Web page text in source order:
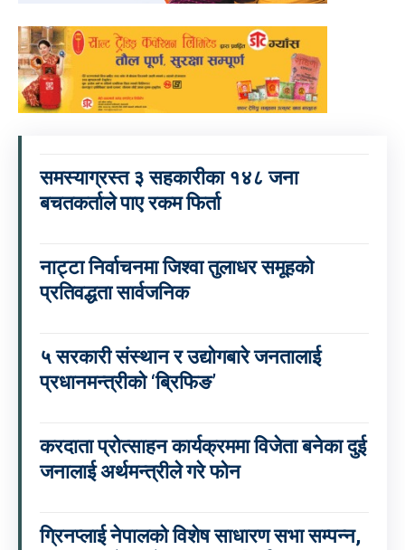
समस्याग्रस्त ३ सहकारीका १४८ जना
बचतकर्ताले पाए रकम फिर्ता
नाट्टा निर्वाचनमा जिश्वा तुलाधर समूहको
प्रतिवद्धता सार्वजनिक
५ सरकारी संस्थान र उद्योगबारे जनतालाई
प्रधानमन्त्रीको ‘ब्रिफिङ’
करदाता प्रोत्साहन कार्यक्रममा विजेता बनेका दुई
जनालाई अर्थमन्त्रीले गरे फोन
ग्रिनप्लाई नेपालको विशेष साधारण सभा सम्पन्न,